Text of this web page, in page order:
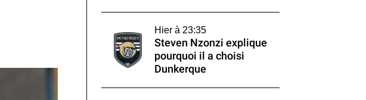
Hier à 23:35
Steven Nzonzi explique
pourquoi il a choisi
Dunkerque